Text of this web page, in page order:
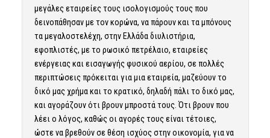
μεγάλες εταιρείες τους ισολογισμούς τους που
δεινοπάθησαν με τον κορώνα, να πάρουν και τα μπόνους
τα μεγαλοστελέχη, στην Ελλάδα διυλιστήρια,
εφοπλιστές, με το ρωσικό πετρέλαιο, εταιρείες
ενέργειας και εισαγωγής φυσικού αερίου, σε πολλές
περιπτώσεις πρόκειται για μια εταιρεία, μαζεύουν το
δικό μας χρήμα και το κρατικό, δηλαδή πάλι το δικό μας,
και αγοράζουν ότι βρουν μπροστά τους. Ότι βρουν που
λέει ο λόγος, καθώς οι αγορές τους είναι τέτοιες,
ώστε να βρεθούν σε θέση ισχύος στην οικονομία, για να